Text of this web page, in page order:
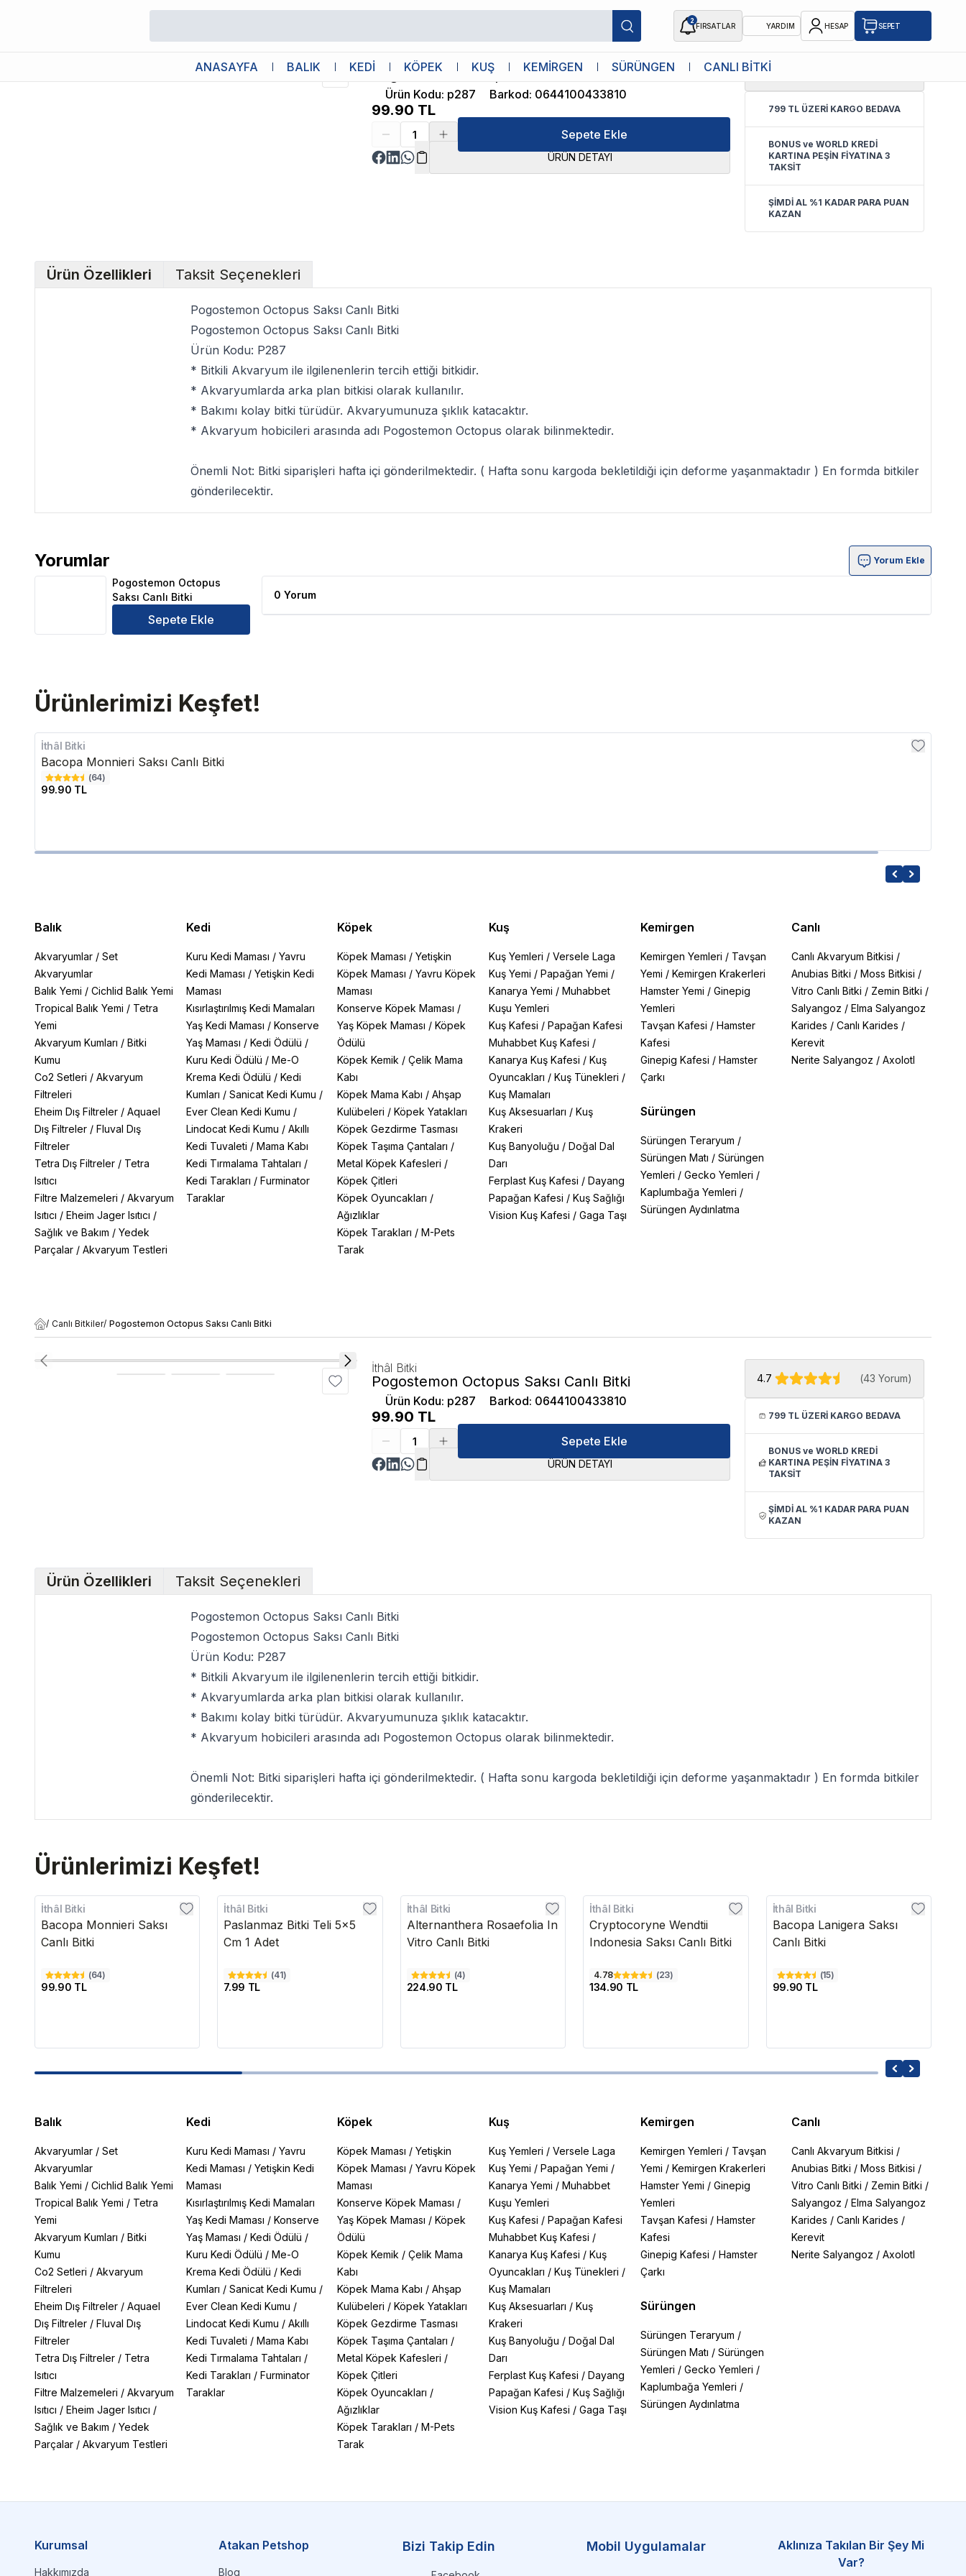
2
FIRSATLAR YARDIM HESAP SEPET
ANASAYFA BALIK KEDİ KÖPEK KUŞ KEMİRGEN SÜRÜNGEN CANLI BİTKİ
İthâl Bitki
Pogostemon Octopus Saksı Canlı Bitki
Ürün Kodu: p287 Barkod: 0644100433810
99.90 TL
Sepete Ekle
ÜRÜN DETAYI
4.7
799 TL ÜZERİ KARGO BEDAVA
BONUS ve WORLD KREDİ
KARTINA PEŞİN FİYATINA 3
TAKSİT
ŞİMDİ AL %1 KADAR PARA PUAN
KAZAN
Ürün Özellikleri Taksit Seçenekleri
Pogostemon Octopus Saksı Canlı Bitki
Pogostemon Octopus Saksı Canlı Bitki
Ürün Kodu: P287
* Bitkili Akvaryum ile ilgilenenlerin tercih ettiği bitkidir.
* Akvaryumlarda arka plan bitkisi olarak kullanılır.
* Bakımı kolay bitki türüdür. Akvaryumunuza şıklık katacaktır.
* Akvaryum hobicileri arasında adı Pogostemon Octopus olarak bilinmektedir.
Önemli Not: Bitki siparişleri hafta içi gönderilmektedir. ( Hafta sonu kargoda bekletildiği için deforme yaşanmaktadır ) En formda bitkiler
gönderilecektir.
Yorumlar
Pogostemon Octopus Saksı Canlı Bitki Ürün Yorumları
Yorum Ekle
Pogostemon Octopus
Saksı Canlı Bitki
Sepete Ekle
0 Yorum
Ürünlerimizi Keşfet!
İthâl Bitki
Bacopa Monnieri Saksı Canlı Bitki
(64)
99.90 TL
Balık
Akvaryumlar / Set
Akvaryumlar
Balık Yemi / Cichlid Balık Yemi
Tropical Balık Yemi / Tetra
Yemi
Akvaryum Kumları / Bitki
Kumu
Co2 Setleri / Akvaryum
Filtreleri
Eheim Dış Filtreler / Aquael
Dış Filtreler / Fluval Dış
Filtreler
Tetra Dış Filtreler / Tetra
Isıtıcı
Filtre Malzemeleri / Akvaryum
Isıtıcı / Eheim Jager Isıtıcı /
Sağlık ve Bakım / Yedek
Parçalar / Akvaryum Testleri
Kedi
Kuru Kedi Maması / Yavru
Kedi Maması / Yetişkin Kedi
Maması
Kısırlaştırılmış Kedi Mamaları
Yaş Kedi Maması / Konserve
Yaş Maması / Kedi Ödülü /
Kuru Kedi Ödülü / Me-O
Krema Kedi Ödülü / Kedi
Kumları / Sanicat Kedi Kumu /
Ever Clean Kedi Kumu /
Lindocat Kedi Kumu / Akıllı
Kedi Tuvaleti / Mama Kabı
Kedi Tırmalama Tahtaları /
Kedi Tarakları / Furminator
Taraklar
Köpek
Köpek Maması /Yetişkin
Köpek Maması /Yavru Köpek
Maması
Konserve Köpek Maması /
Yaş Köpek Maması /Köpek
Ödülü
Köpek Kemik /Çelik Mama
Kabı
Köpek Mama Kabı /Ahşap
Kulübeleri /Köpek Yatakları
Köpek Gezdirme Tasması
Köpek Taşıma Çantaları /
Metal Köpek Kafesleri /
Köpek Çitleri
Köpek Oyuncakları /
Ağızlıklar
Köpek Tarakları /M-Pets
Tarak
Kuş
Kuş Yemleri / Versele Laga
Kuş Yemi / Papağan Yemi /
Kanarya Yemi / Muhabbet
Kuşu Yemleri
Kuş Kafesi / Papağan Kafesi
Muhabbet Kuş Kafesi /
Kanarya Kuş Kafesi / Kuş
Oyuncakları / Kuş Tünekleri /
Kuş Mamaları
Kuş Aksesuarları / Kuş
Krakeri
Kuş Banyoluğu / Doğal Dal
Darı
Ferplast Kuş Kafesi / Dayang
Papağan Kafesi / Kuş Sağlığı
Vision Kuş Kafesi / Gaga Taşı
Kemirgen
Kemirgen Yemleri / Tavşan
Yemi / Kemirgen Krakerleri
Hamster Yemi / Ginepig
Yemleri
Tavşan Kafesi / Hamster
Kafesi
Ginepig Kafesi / Hamster
Çarkı
Sürüngen
Sürüngen Teraryum /
Sürüngen Matı / Sürüngen
Yemleri / Gecko Yemleri /
Kaplumbağa Yemleri /
Sürüngen Aydınlatma
Canlı
Canlı Akvaryum Bitkisi /
Anubias Bitki /Moss Bitkisi /
Vitro Canlı Bitki / Zemin Bitki /
Salyangoz /Elma Salyangoz
Karides /Canlı Karides /
Kerevit
Nerite Salyangoz /Axolotl
/ Canlı Bitkiler/ Pogostemon Octopus Saksı Canlı Bitki
İthâl Bitki
Pogostemon Octopus Saksı Canlı Bitki
Ürün Kodu: p287 Barkod: 0644100433810
99.90 TL
Sepete Ekle
ÜRÜN DETAYI
4.7 (43 Yorum)
799 TL ÜZERİ KARGO BEDAVA
BONUS ve WORLD KREDİ
KARTINA PEŞİN FİYATINA 3
TAKSİT
ŞİMDİ AL %1 KADAR PARA PUAN
KAZAN
Ürün Özellikleri Taksit Seçenekleri
Pogostemon Octopus Saksı Canlı Bitki
Pogostemon Octopus Saksı Canlı Bitki
Ürün Kodu: P287
* Bitkili Akvaryum ile ilgilenenlerin tercih ettiği bitkidir.
* Akvaryumlarda arka plan bitkisi olarak kullanılır.
* Bakımı kolay bitki türüdür. Akvaryumunuza şıklık katacaktır.
* Akvaryum hobicileri arasında adı Pogostemon Octopus olarak bilinmektedir.
Önemli Not: Bitki siparişleri hafta içi gönderilmektedir. ( Hafta sonu kargoda bekletildiği için deforme yaşanmaktadır ) En formda bitkiler
gönderilecektir.
Ürünlerimizi Keşfet!
İthâl Bitki
Bacopa Monnieri Saksı
Canlı Bitki
(64)
99.90 TL
İthâl Bitki
Paslanmaz Bitki Teli 5x5
Cm 1 Adet
(41)
7.99 TL
İthâl Bitki
Alternanthera Rosaefolia In
Vitro Canlı Bitki
(4)
224.90 TL
İthâl Bitki
Cryptocoryne Wendtii
Indonesia Saksı Canlı Bitki
4.78 (23)
134.90 TL
İthâl Bitki
Bacopa Lanigera Saksı
Canlı Bitki
(15)
99.90 TL
Balık
Akvaryumlar / Set
Akvaryumlar
Balık Yemi / Cichlid Balık Yemi
Tropical Balık Yemi / Tetra
Yemi
Akvaryum Kumları / Bitki
Kumu
Co2 Setleri / Akvaryum
Filtreleri
Eheim Dış Filtreler / Aquael
Dış Filtreler / Fluval Dış
Filtreler
Tetra Dış Filtreler / Tetra
Isıtıcı
Filtre Malzemeleri / Akvaryum
Isıtıcı / Eheim Jager Isıtıcı /
Sağlık ve Bakım / Yedek
Parçalar / Akvaryum Testleri
Kedi
Kuru Kedi Maması / Yavru
Kedi Maması / Yetişkin Kedi
Maması
Kısırlaştırılmış Kedi Mamaları
Yaş Kedi Maması / Konserve
Yaş Maması / Kedi Ödülü /
Kuru Kedi Ödülü / Me-O
Krema Kedi Ödülü / Kedi
Kumları / Sanicat Kedi Kumu /
Ever Clean Kedi Kumu /
Lindocat Kedi Kumu / Akıllı
Kedi Tuvaleti / Mama Kabı
Kedi Tırmalama Tahtaları /
Kedi Tarakları / Furminator
Taraklar
Köpek
Köpek Maması /Yetişkin
Köpek Maması /Yavru Köpek
Maması
Konserve Köpek Maması /
Yaş Köpek Maması /Köpek
Ödülü
Köpek Kemik /Çelik Mama
Kabı
Köpek Mama Kabı /Ahşap
Kulübeleri /Köpek Yatakları
Köpek Gezdirme Tasması
Köpek Taşıma Çantaları /
Metal Köpek Kafesleri /
Köpek Çitleri
Köpek Oyuncakları /
Ağızlıklar
Köpek Tarakları /M-Pets
Tarak
Kuş
Kuş Yemleri / Versele Laga
Kuş Yemi / Papağan Yemi /
Kanarya Yemi / Muhabbet
Kuşu Yemleri
Kuş Kafesi / Papağan Kafesi
Muhabbet Kuş Kafesi /
Kanarya Kuş Kafesi / Kuş
Oyuncakları / Kuş Tünekleri /
Kuş Mamaları
Kuş Aksesuarları / Kuş
Krakeri
Kuş Banyoluğu / Doğal Dal
Darı
Ferplast Kuş Kafesi / Dayang
Papağan Kafesi / Kuş Sağlığı
Vision Kuş Kafesi / Gaga Taşı
Kemirgen
Kemirgen Yemleri / Tavşan
Yemi / Kemirgen Krakerleri
Hamster Yemi / Ginepig
Yemleri
Tavşan Kafesi / Hamster
Kafesi
Ginepig Kafesi / Hamster
Çarkı
Sürüngen
Sürüngen Teraryum /
Sürüngen Matı / Sürüngen
Yemleri / Gecko Yemleri /
Kaplumbağa Yemleri /
Sürüngen Aydınlatma
Canlı
Canlı Akvaryum Bitkisi /
Anubias Bitki /Moss Bitkisi /
Vitro Canlı Bitki / Zemin Bitki /
Salyangoz /Elma Salyangoz
Karides /Canlı Karides /
Kerevit
Nerite Salyangoz /Axolotl
Kurumsal
Hakkımızda
Atakan Petshop
Blog
Bizi Takip Edin Mobil Uygulamalar
Aklınıza Takılan Bir Şey Mi
Var?